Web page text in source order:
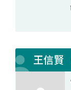
王信賢